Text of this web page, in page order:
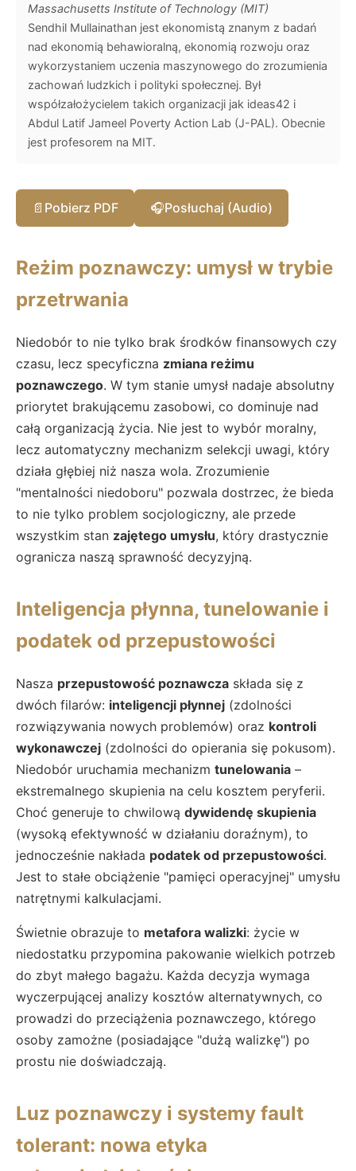
Massachusetts Institute of Technology (MIT)
Sendhil Mullainathan jest ekonomistą znanym z badań
nad ekonomią behawioralną, ekonomią rozwoju oraz
wykorzystaniem uczenia maszynowego do zrozumienia
zachowań ludzkich i polityki społecznej. Był
współzałożycielem takich organizacji jak ideas42 i
Abdul Latif Jameel Poverty Action Lab (J-PAL). Obecnie
jest profesorem na MIT.
📄 Pobierz PDF 🎧Posłuchaj (Audio)
Reżim poznawczy: umysł w trybie
przetrwania
Niedobór to nie tylko brak środków finansowych czy
czasu, lecz specyficzna zmiana reżimu
poznawczego. W tym stanie umysł nadaje absolutny
priorytet brakującemu zasobowi, co dominuje nad
całą organizacją życia. Nie jest to wybór moralny,
lecz automatyczny mechanizm selekcji uwagi, który
działa głębiej niż nasza wola. Zrozumienie
"mentalności niedoboru" pozwala dostrzec, że bieda
to nie tylko problem socjologiczny, ale przede
wszystkim stan zajętego umysłu, który drastycznie
ogranicza naszą sprawność decyzyjną.
Inteligencja płynna, tunelowanie i
podatek od przepustowości
Nasza przepustowość poznawcza składa się z
dwóch filarów: inteligencji płynnej (zdolności
rozwiązywania nowych problemów) oraz kontroli
wykonawczej (zdolności do opierania się pokusom).
Niedobór uruchamia mechanizm tunelowania –
ekstremalnego skupienia na celu kosztem peryferii.
Choć generuje to chwilową dywidendę skupienia
(wysoką efektywność w działaniu doraźnym), to
jednocześnie nakłada podatek od przepustowości.
Jest to stałe obciążenie "pamięci operacyjnej" umysłu
natrętnymi kalkulacjami.
Świetnie obrazuje to metafora walizki: życie w
niedostatku przypomina pakowanie wielkich potrzeb
do zbyt małego bagażu. Każda decyzja wymaga
wyczerpującej analizy kosztów alternatywnych, co
prowadzi do przeciążenia poznawczego, którego
osoby zamożne (posiadające "dużą walizkę") po
prostu nie doświadczają.
Luz poznawczy i systemy fault
tolerant: nowa etyka